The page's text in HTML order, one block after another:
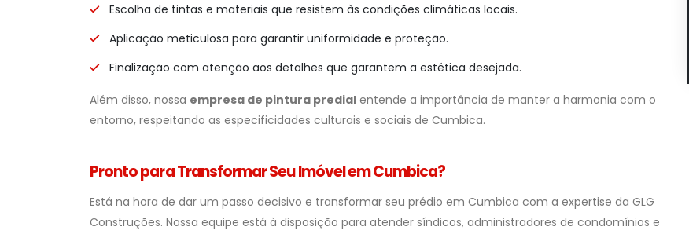
Escolha de tintas e materiais que resistem às condições climáticas locais.
Aplicação meticulosa para garantir uniformidade e proteção.
Finalização com atenção aos detalhes que garantem a estética desejada.
Além disso, nossa empresa de pintura predial entende a importância de manter a harmonia com o
entorno, respeitando as especificidades culturais e sociais de Cumbica.
Pronto para Transformar Seu Imóvel em Cumbica?
Está na hora de dar um passo decisivo e transformar seu prédio em Cumbica com a expertise da GLG
Construções. Nossa equipe está à disposição para atender síndicos, administradores de condomínios e